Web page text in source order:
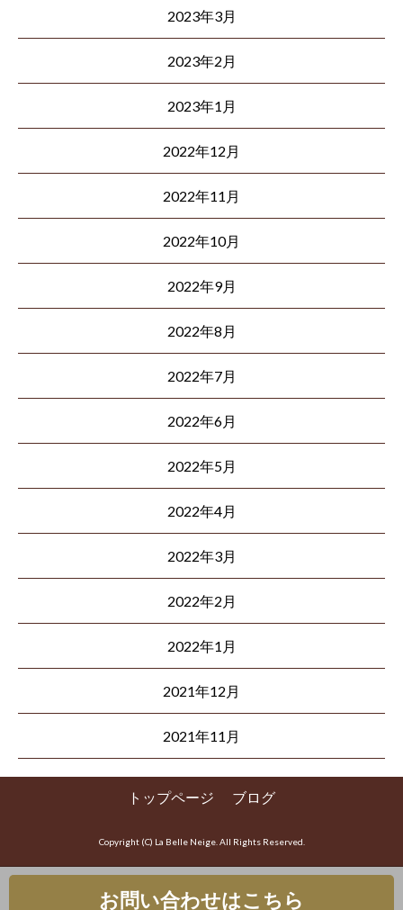
2023年3月
2023年2月
2023年1月
2022年12月
2022年11月
2022年10月
2022年9月
2022年8月
2022年7月
2022年6月
2022年5月
2022年4月
2022年3月
2022年2月
2022年1月
2021年12月
2021年11月
トップページ ブログ
Copyright (C) La Belle Neige. All Rights Reserved.
お問い合わせはこちら